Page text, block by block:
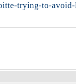
trying-to-